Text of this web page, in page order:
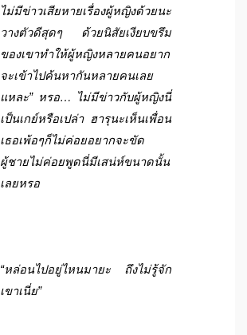
ไม่มีข่าวเสียหายเรื่องผู้หญิงด้วยนะ
วางตัวดีสุดๆ ด้วยนิสัยเงียบขรึม
ของเขาทำให้ผู้หญิงหลายคนอยาก
จะเข้าไปค้นหากันหลายคนเลย
แหละ” หรอ… ไม่มีข่าวกับผู้หญิงนี่
เป็นเกย์หรือเปล่า ฮารุนะเห็นเพื่อน
เธอเพ้อๆก็ไม่ค่อยอยากจะขัด
ผู้ชายไม่ค่อยพูดนี่มีเสน่ห์ขนาดนั้น
เลยหรอ
“หล่อนไปอยู่ไหนมายะ ถึงไม่รู้จัก
เขาเนี่ย”